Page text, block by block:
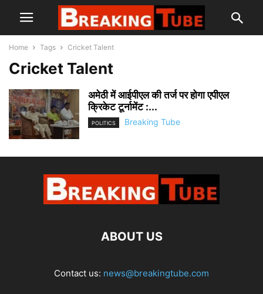
Home Tags Cricket Talent
Cricket Talent
अमेठी में आईपीएल की तर्ज पर होगा एपीएल
क्रिकेट टूर्नामेंट :...
POLITICS Breaking Tube
ABOUT US
Contact us: news@breakingtube.com